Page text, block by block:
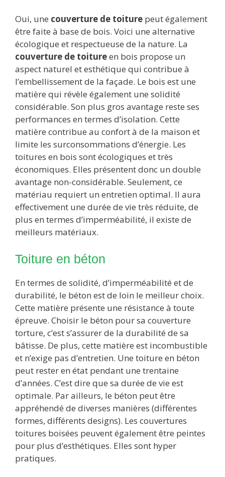
Oui, une couverture de toiture peut également
être faite à base de bois. Voici une alternative
écologique et respectueuse de la nature. La
couverture de toitureen bois propose un
aspect naturel et esthétique qui contribue à
l’embellissement de la façade. Le bois est une
matière qui révèle également une solidité
considérable. Son plus gros avantage reste ses
performances en termes d’isolation. Cette
matière contribue au confort à de la maison et
limite les surconsommations d’énergie. Les
toitures en bois sont écologiques et très
économiques. Elles présentent donc un double
avantage non-considérable. Seulement, ce
matériau requiert un entretien optimal. Il aura
effectivement une durée de vie très réduite, de
plus en termes d’imperméabilité, il existe de
meilleurs matériaux.
Toiture en béton
En termes de solidité, d’imperméabilité et de
durabilité, le béton est de loin le meilleur choix.
Cette matière présente une résistance à toute
épreuve. Choisir le béton pour sa couverture
torture, c’est s’assurer de la durabilité de sa
bâtisse. De plus, cette matière est incombustible
et n’exige pas d’entretien. Une toiture en béton
peut rester en état pendant une trentaine
d’années. C’est dire que sa durée de vie est
optimale. Par ailleurs, le béton peut être
appréhendé de diverses manières (différentes
formes, différents designs). Les couvertures
toitures boisées peuvent également être peintes
pour plus d’esthétiques. Elles sont hyper
pratiques.